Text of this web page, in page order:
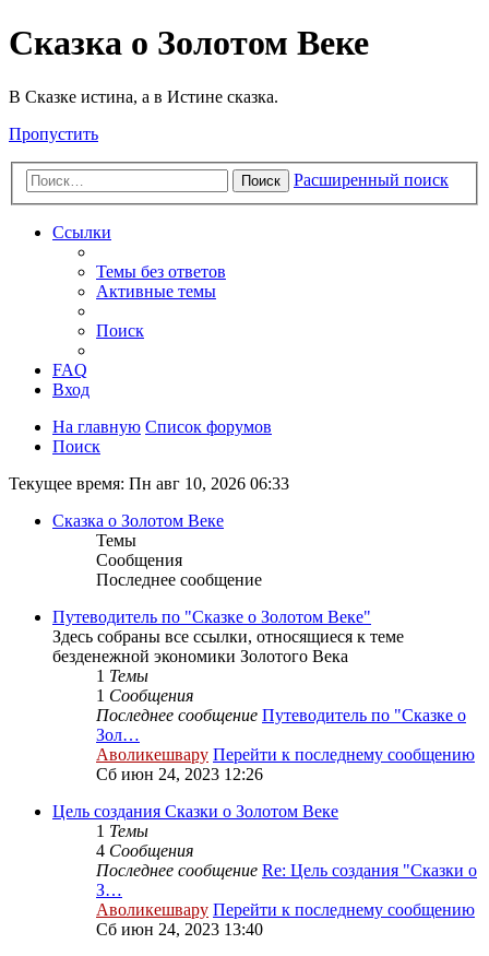
Сказка о Золотом Веке
В Сказке истина, а в Истине сказка.
Пропустить
Поиск Расширенный поиск
Ссылки
Темы без ответов
Активные темы
Поиск
FAQ
Вход
На главную Список форумов
Поиск
Текущее время: Пн авг 10, 2026 06:33
Сказка о Золотом Веке
Темы
Сообщения
Последнее сообщение
Путеводитель по "Сказке о Золотом Веке"
Здесь собраны все ссылки, относящиеся к теме
безденежной экономики Золотого Века
1 Темы
1 Сообщения
Последнее сообщение Путеводитель по "Сказке о
Зол…
Аволикешвару Перейти к последнему сообщению
Сб июн 24, 2023 12:26
Цель создания Сказки о Золотом Веке
1 Темы
4 Сообщения
Последнее сообщение Re: Цель создания "Сказки о
З…
Аволикешвару Перейти к последнему сообщению
Сб июн 24, 2023 13:40